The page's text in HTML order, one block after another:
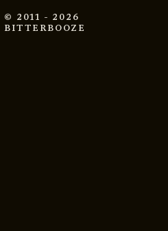
© 2011 - 2026
BITTERBOOZE